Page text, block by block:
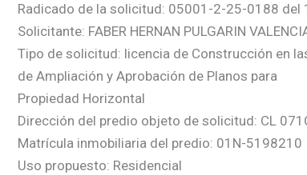
Radicado de la solicitud: 05001-2-25-0188 del
Solicitante: FABER HERNAN PULGARIN
Tipo de solicitud: licencia de Construcción en
de Ampliación y Aprobación de Planos para
Propiedad Horizontal
Dirección del predio objeto de solicitud: CL
Matrícula inmobiliaria del predio: 01N-5198210
Uso propuesto: Residencial